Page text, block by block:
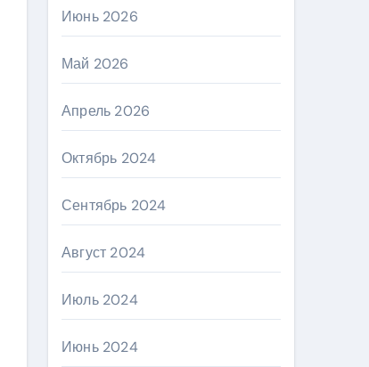
Июнь 2026
Май 2026
Апрель 2026
Октябрь 2024
Сентябрь 2024
Август 2024
Июль 2024
Июнь 2024